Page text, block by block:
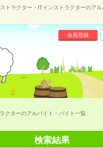
トラクター・ITインストラクターのア
会員登録
クターのアルバイト・バイト一覧
検索結果